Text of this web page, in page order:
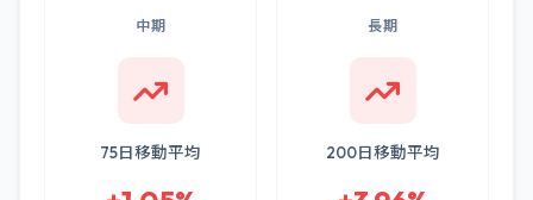
中期
75日移動平均
長期
200日移動平均